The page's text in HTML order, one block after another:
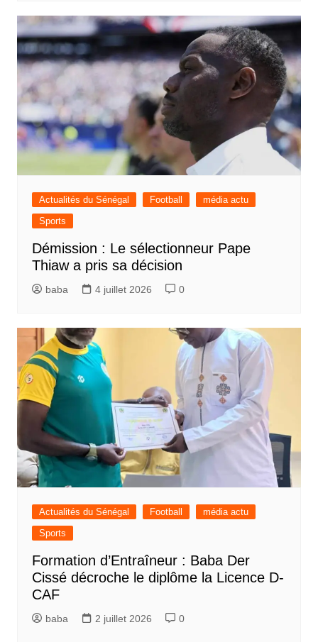
Actualités du Sénégal Football
média actu
Sports
Démission : Le sélectionneur Pape
Thiaw a pris sa décision
baba 4 juillet 2026 0
Actualités du Sénégal Football
média actu
Sports
Formation d’Entraîneur : Baba Der
Cissé décroche le diplôme la Licence D-
CAF
baba 2 juillet 2026 0